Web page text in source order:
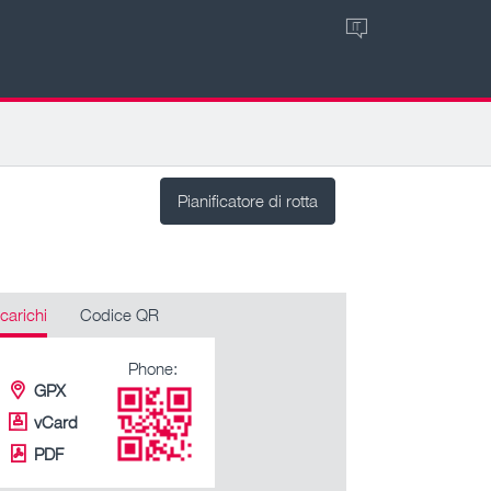
IT
Pianificatore di rotta
Codice QR
GPX
vCard
PDF
Phone: